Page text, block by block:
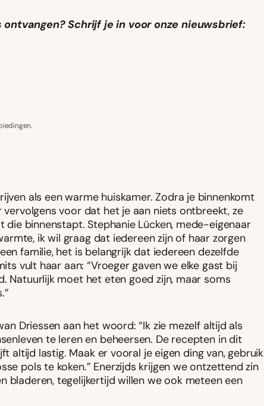
Schrijf je in voor onze nieuwsbrief:
als een warme huiskamer. Zodra je binnenkomt
voor dat het je aan niets ontbreekt, ze
binnenstapt. Stephanie Lücken, mede-eigenaar
ik wil graag dat iedereen zijn of haar zorgen
familie, het is belangrijk dat iedereen dezelfde
vult haar aan: “Vroeger gaven we elke gast bij
Natuurlijk moet het eten goed zijn, maar soms
Driessen aan het woord: “Ik zie mezelf altijd als
te leren en beheersen. De recepten in dit
altijd lastig. Maak er vooral je eigen ding van, gebruik
pols te koken.” Enerzijds krijgen we ontzettend zin
bladeren, tegelijkertijd willen we ook meteen een